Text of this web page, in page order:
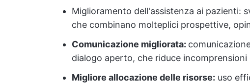
Miglioramento dell'assistenza ai pazienti:
che combinano molteplici prospettive,
Comunicazione migliorata:
dialogo aperto, che riduce incomprensioni
Migliore allocazione delle risorse: uso